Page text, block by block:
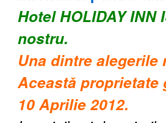
Hotel HOLIDAY INN
nostru.
Una dintre
Această proprietate
10 Aprilie 2012.